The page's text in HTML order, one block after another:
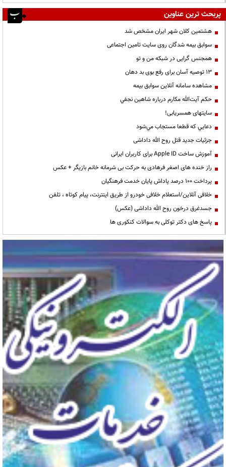
پربحث ترین عناوین
هشتمین کلان شهر ایران مشخص شد
سوابق بیمه شدگان روی سایت تامین اجتماعی
همجنس گرایی در شبکه من و تو
13 توصیه آسان برای رفع بوی بد دهان
مشاهده سامانه آنلاين سوابق بیمه
حكم آيت‌الله مكارم درباره شاهين نجفي
سایتهای همسریابی!
دعايي كه قطعا مستجاب مي‌شود
جزئیات جدید قتل روح الله داداشی
آموزش ساخت Apple ID برای کاربران ایرانی
راز خنده های اصغر فرهادی به حرکت بی شرمانه خانم بازیگر + عکس
پرداخت ۱۰۰ درصد پاداش پایان خدمت فرهنگیان
خلافی آنلاین/استعلام خلافی خودرو از طریق اینترنت، پیام کوتاه ، تلفن
جسدغرق درخون روح الله داداشی (عکس)
پاسخ های دکتر توکلی به سوالات کنکوری ها